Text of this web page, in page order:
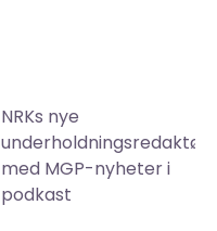
NRKs nye
underholdningsredaktør
med MGP-nyheter i
podkast